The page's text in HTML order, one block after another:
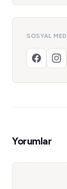
SOSYAL
Yorumlar